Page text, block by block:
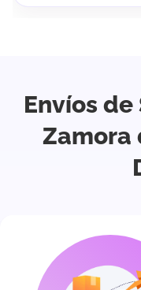
Envíos de
Zamora